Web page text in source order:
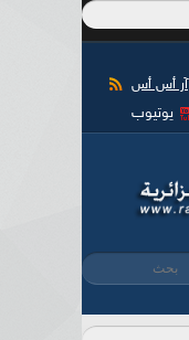
آر أس أس
يوتيوب
البحث ‏بحث ‏